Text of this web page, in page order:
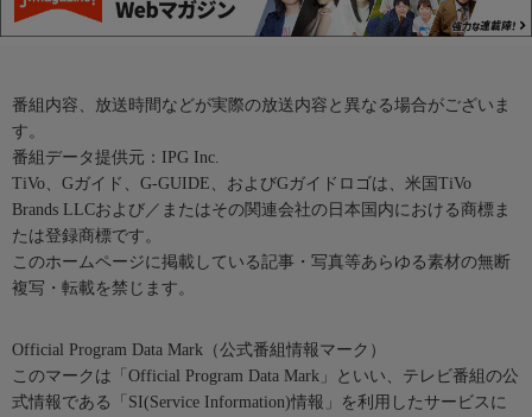
番組内容、放送時間などが実際の放送内容と異なる場合がございま
す。
番組データ提供元：IPG Inc.
TiVo、Gガイド、G-GUIDE、およびGガイドロゴは、米国TiVo
Brands LLCおよび／またはその関連会社の日本国内における商標ま
たは登録商標です。
このホームページに掲載している記事・写真等あらゆる素材の無断
複写・転載を禁じます。
Official Program Data Mark（公式番組情報マーク）
このマークは「Official Program Data Mark」といい、テレビ番組の公
式情報である「SI(Service Information)情報」を利用したサービスに